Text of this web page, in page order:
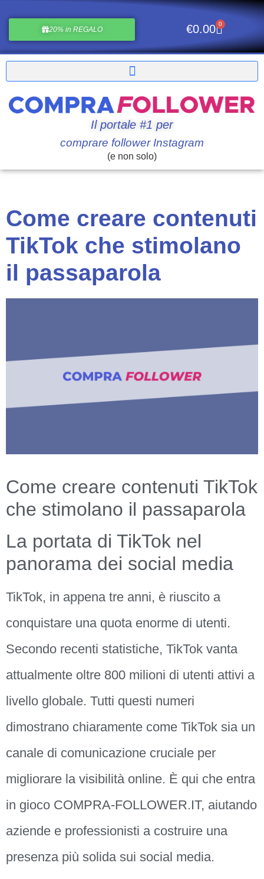
20% in REGALO €0.00 0
Il portale #1 per
comprare follower Instagram
(e non solo)
Come creare contenuti
TikTok che stimolano
il passaparola
Come creare contenuti TikTok
che stimolano il passaparola
La portata di TikTok nel
panorama dei social media
TikTok, in appena tre anni, è riuscito a
conquistare una quota enorme di utenti.
Secondo recenti statistiche, TikTok vanta
attualmente oltre 800 milioni di utenti attivi a
livello globale. Tutti questi numeri
dimostrano chiaramente come TikTok sia un
canale di comunicazione cruciale per
migliorare la visibilità online. È qui che entra
in gioco COMPRA-FOLLOWER.IT, aiutando
aziende e professionisti a costruire una
presenza più solida sui social media.